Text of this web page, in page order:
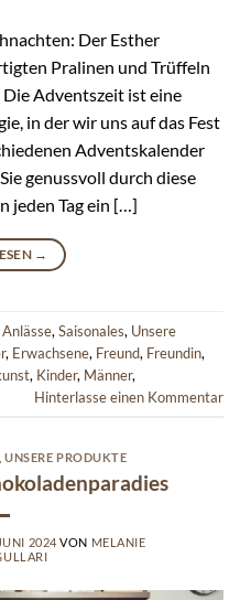
Der Esther
Pralinen und Trüffeln
Adventszeit ist eine
in der wir uns auf das Fest
Adventskalender
genussvoll durch diese
jeden Tag ein […]
→
, Saisonales, Unsere
, Erwachsene, Freund, Freundin,
, Kinder, Männer,
Hinterlasse einen Kommentar
,UNSERE PRODUKTE
2024 VON MELANIE